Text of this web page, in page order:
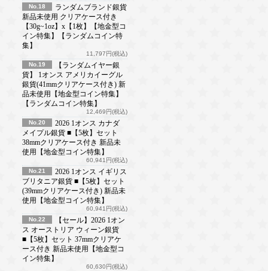
No.18
ランダムブランド銀貨
新品未使用 クリアケース付き
【30g~1oz】x【1枚】【地金型コ
イン特集】【ランダムコイン特
集】
11,797円(税込)
No.19
【ランダムイヤー銀
貨】 1オンス アメリカイーグル
銀貨(41mmクリアケース付き) 新
品未使用【地金型コイン特集】
【ランダムコイン特集】
12,469円(税込)
No.20
2026 1オンス カナダ
メイプル銀貨 ■【5枚】セット
38mmクリアケース付き 新品未
使用【地金型コイン特集】
60,941円(税込)
No.21
2026 1オンス イギリス
ブリタニア銀貨 ■【5枚】セット
(39mmクリアケース付き) 新品未
使用【地金型コイン特集】
60,941円(税込)
No.22
【セール】2026 1オン
ス オーストリア ウィーン銀貨
■【5枚】セット 37mmクリアケ
ース付き 新品未使用【地金型コ
イン特集】
60,630円(税込)